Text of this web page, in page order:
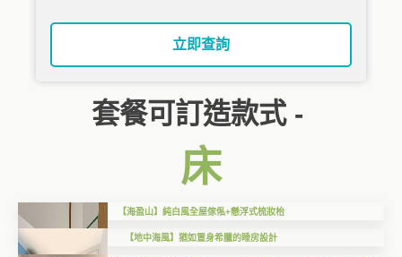
立即查詢
套餐可訂造款式 -
床
【海盈山】純白風全屋傢俬+懸浮式梳妝枱
【地中海風】猶如置身希臘的睡房設計